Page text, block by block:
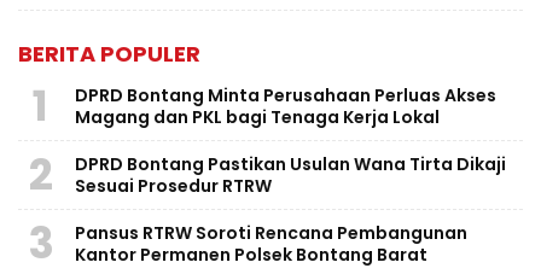
BERITA POPULER
1
DPRD Bontang Minta Perusahaan Perluas Akses
Magang dan PKL bagi Tenaga Kerja Lokal
2
DPRD Bontang Pastikan Usulan Wana Tirta Dikaji
Sesuai Prosedur RTRW
3
Pansus RTRW Soroti Rencana Pembangunan
Kantor Permanen Polsek Bontang Barat